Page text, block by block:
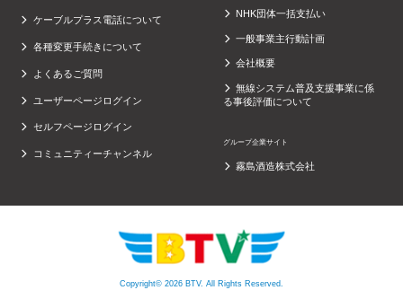
ケーブルプラス電話について
各種変更手続きについて
よくあるご質問
ユーザーページログイン
セルフページログイン
コミュニティーチャンネル
NHK団体一括支払い
一般事業主行動計画
会社概要
無線システム普及支援事業に係
る事後評価について
グループ企業サイト
霧島酒造株式会社
Copyright© 2026 BTV. All Rights Reserved.